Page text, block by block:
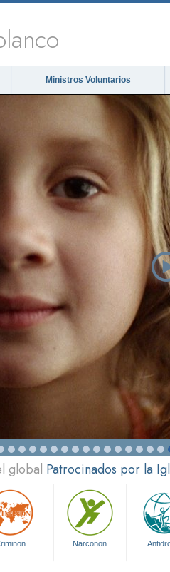
Ministros Voluntarios
global Patrocinados por la
Narconon